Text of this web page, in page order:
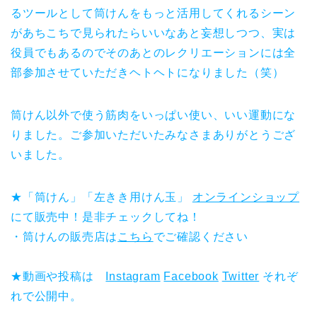
るツールとして筒けんをもっと活用してくれるシーン
があちこちで見られたらいいなあと妄想しつつ、実は
役員でもあるのでそのあとのレクリエーションには全
部参加させていただきヘトヘトになりました（笑）
筒けん以外で使う筋肉をいっぱい使い、いい運動にな
りました。ご参加いただいたみなさまありがとうござ
いました。
★「筒けん」「左きき用けん玉」 オンラインショップ
にて販売中！是非チェックしてね！
・筒けんの販売店は こちら でご確認ください
★動画や投稿は Instagram Facebook Twitter それぞ
れで公開中。